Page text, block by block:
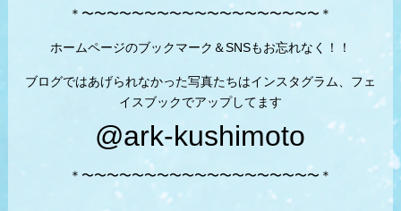
＊〜〜〜〜〜〜〜〜〜〜〜〜〜〜〜〜〜〜〜＊
ホームページのブックマーク＆SNSもお忘れなく！！
ブログではあげられなかった写真たちはインスタグラム、フェ
イスブックでアップしてます
@ark-kushimoto
＊〜〜〜〜〜〜〜〜〜〜〜〜〜〜〜〜〜〜〜＊